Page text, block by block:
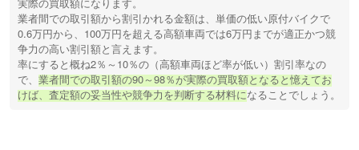
実際の買取額になります。
業者間での取引額から割引かれる金額は、単価の低い原付バイクで
0.6万円から、100万円を超える高額車両では6万円までが適正かつ競
争力の高い割引額と言えます。
率にすると概ね2％～10％の（高額車両ほど率が低い）割引率なの
で、業者間での取引額の90～98％が実際の買取額となると憶えてお
けば、査定額の妥当性や競争力を判断する材料になることでしょう。